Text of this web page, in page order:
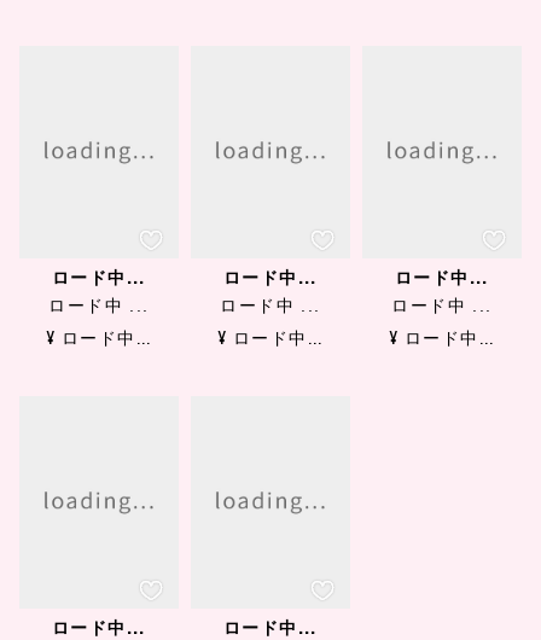
ロード中...
ロード中 ...
¥ ロード中...
ロード中...
ロード中 ...
¥ ロード中...
ロード中...
ロード中 ...
¥ ロード中...
ロード中... ロード中...